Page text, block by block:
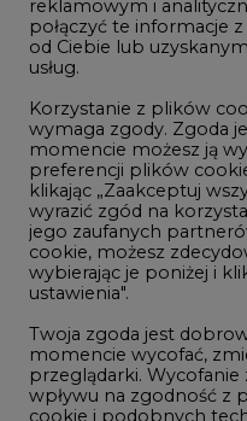
Geopolityka
LTE450
Innowacje i AI
Telekomunikacja i IT
Handel emisjami CO2
Wodór
Górnictwo
Atom
Fotowoltaika
reklamowym i
połączyć te informacje
od Ciebie lub
usług.
Korzystanie z plików
wymaga zgody. Zgoda
momencie możesz ją
preferencji plików
klikając „Zaakceptuj
wyrazić zgód na
jego zaufanych
cookie, możesz
wybierając je poniżej i
ustawienia".
Twoja zgoda jest
momencie wycofać,
przeglądarki.
wpływu na zgodność z
cookie i podobnych